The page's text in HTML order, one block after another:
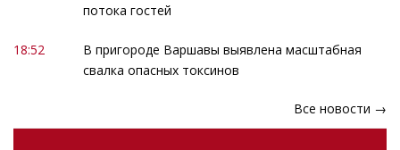
потока гостей
18:52
В пригороде Варшавы выявлена масштабная
свалка опасных токсинов
Все новости →